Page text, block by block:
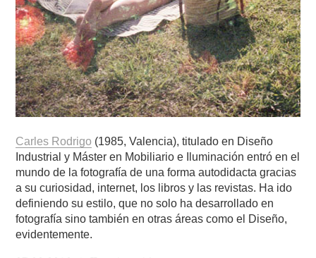
Carles Rodrigo (1985, Valencia), titulado en Diseño
Industrial y Máster en Mobiliario e Iluminación entró en el
mundo de la fotografía de una forma autodidacta gracias
a su curiosidad, internet, los libros y las revistas. Ha ido
definiendo su estilo, que no solo ha desarrollado en
fotografía sino también en otras áreas como el Diseño,
evidentemente.